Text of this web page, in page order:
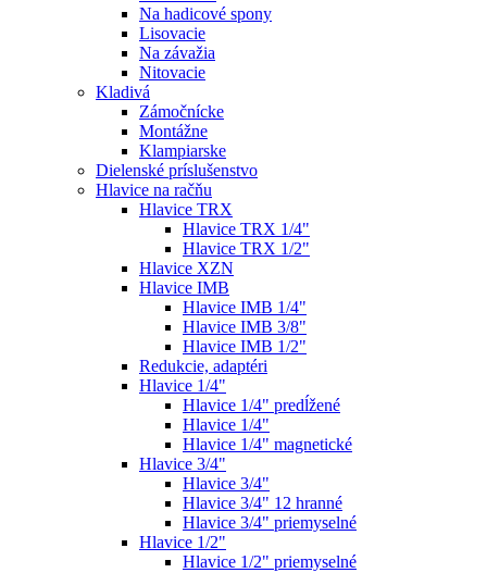
Na hadicové spony
Lisovacie
Na závažia
Nitovacie
Kladivá
Zámočnícke
Montážne
Klampiarske
Dielenské príslušenstvo
Hlavice na račňu
Hlavice TRX
Hlavice TRX 1/4"
Hlavice TRX 1/2"
Hlavice XZN
Hlavice IMB
Hlavice IMB 1/4"
Hlavice IMB 3/8"
Hlavice IMB 1/2"
Redukcie, adaptéri
Hlavice 1/4"
Hlavice 1/4" predĺžené
Hlavice 1/4"
Hlavice 1/4" magnetické
Hlavice 3/4"
Hlavice 3/4"
Hlavice 3/4" 12 hranné
Hlavice 3/4" priemyselné
Hlavice 1/2"
Hlavice 1/2" priemyselné